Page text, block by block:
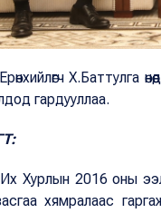
Х.Баттулга
гардууллаа.
Хурлын 2016 оны
хямралаас